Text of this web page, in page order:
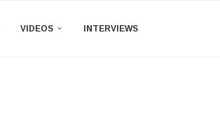
VIDEOS INTERVIEWS